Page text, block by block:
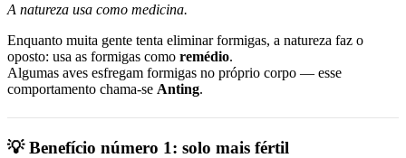
A natureza usa como medicina.
Enquanto muita gente tenta eliminar formigas, a natureza faz o
oposto: usa as formigas como remédio.
Algumas aves esfregam formigas no próprio corpo — esse
comportamento chama-se Anting.
💡 Benefício número 1: solo mais fértil